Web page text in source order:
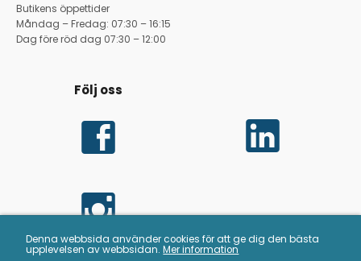
Denna webbsida använder cookies för att ge dig den bästa
upplevelsen av webbsidan.Mer information
Butikens öppettider
Måndag – Fredag: 07:30 – 16:15
Dag före röd dag 07:30 – 12:00
Följ oss